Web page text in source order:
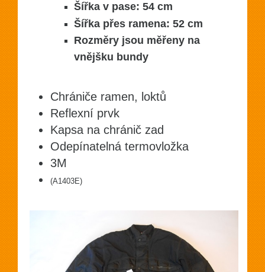
Šířka v pase: 54 cm
Šířka přes ramena: 52 cm
Rozměry jsou měřeny na
vnějšku bundy
Chrániče ramen, loktů
Reflexní prvk
Kapsa na chránič zad
Odepínatelná termovložka
3M
(A1403E)